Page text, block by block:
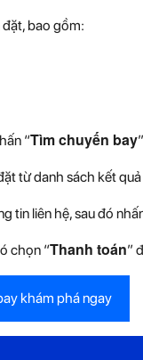
bao gồm:
“Tìm chuyến bay”
từ danh sách kết quả
tin liên hệ, sau đó
chọn “Thanh toán”
khám phá ngay